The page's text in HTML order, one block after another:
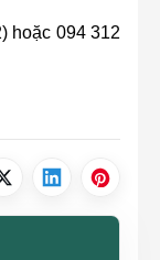
hoặc 094 312